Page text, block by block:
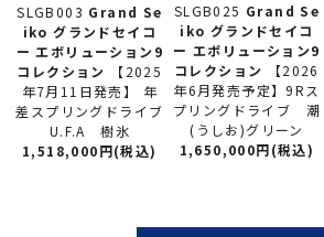
SLGB003 Grand Se
iko グランドセイコ
ー エボリューション9
コレクション
【2025
年7月11日発売】 年
差スプリングドライブ
U.F.A 樹氷
1,518,000円(税込)
SLGB025 Grand Se
iko グランドセイコ
ー エボリューション9
コレクション
【2026
年6月発売予定】9Rス
プリングドライブ 潮
(うしお)グリーン
1,650,000円(税込)